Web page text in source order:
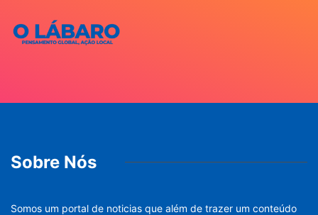
Sobre Nós
Somos um portal de noticias que além de trazer um conteúdo